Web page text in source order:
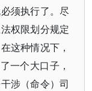
须执行了。尽
权限划分规定
这种情况下，
一个大口子，
涉（命令）司